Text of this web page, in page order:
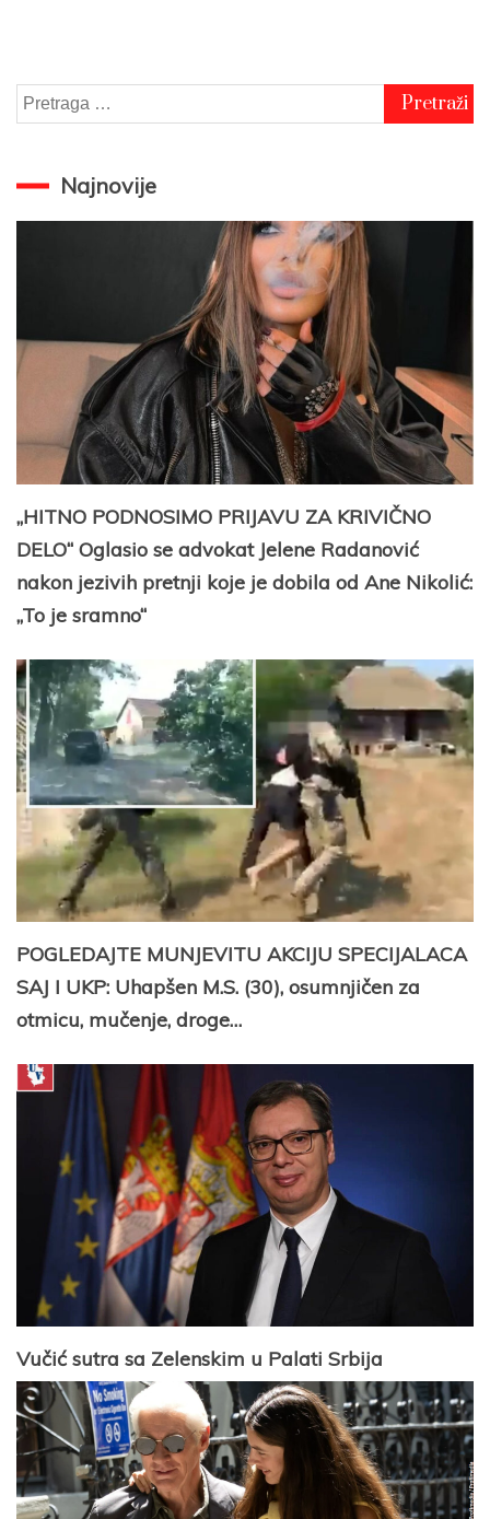
Pretraga
za:
Najnovije
„HITNO PODNOSIMO PRIJAVU ZA KRIVIČNO
DELO“ Oglasio se advokat Jelene Radanović
nakon jezivih pretnji koje je dobila od Ane Nikolić:
„To je sramno“
POGLEDAJTE MUNJEVITU AKCIJU SPECIJALACA
SAJ I UKP: Uhapšen M.S. (30), osumnjičen za
otmicu, mučenje, droge…
Vučić sutra sa Zelenskim u Palati Srbija